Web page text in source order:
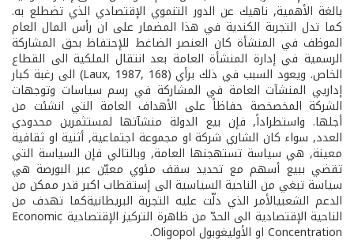
بالغة الأهمية, ناهيك عن الدور التنموي الإقتصادي الذي تضطلع به.
كما تدل التجربة الكندية في هذا المضمار على ان رأس المال العام
الموظف في المنشأة كان العنصر الضاغط للإحتفاظ بحق المشاركة
الرسمية في إدارة المنشأة العامة بعد انتقال الملكية الى القطاع
الخاص. ويعود السبب في ذلك برأي (Laux, 1987, 168) الى رغبة كبار
إداريي المنشآت العامة في المشاركة في رسم سياسات وتوجهات
الشركة المخصخصة حفاظاً على الأهداف العامة التي انشئت من
أجلها. واستطراداً, فإن بيع الدولة منشآتها لمستثمرين محدودي
العدد, سواء كان الشاري شركة او مجموعة اجتماعية, أثنية او ثقافية
معينة, هي سياسة تستهجنها العامة, وبالتالي فإن السياسة التي
تقضي ببيع أسهم مع تحديد سقف مئوي معيّن عبر البورصة هي
سياسة تبغي من الناحية السياسية الى إستقطاب اكبر قدر ممكن من
الدعم الشعبي­الأمر الذي دلّت عليه التجربة البريطانية­كما تهدف من
الناحية الإقتصادية الى الحدّ من ظاهرة التركيز الإقتصادية Economic
Concentration او الأوليغوبول Oligopol.